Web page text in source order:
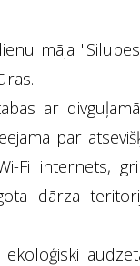
māja
ar
par
Fi internets,
dārza
ekoloģiski